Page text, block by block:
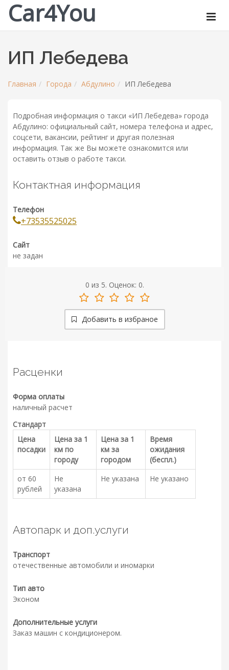
Car4You
ИП Лебедева
Главная Города Абдулино ИП Лебедева
Подробная информация о такси «ИП Лебедева» города
Абдулино: официальный сайт, номера телефона и адрес,
соцсети, вакансии, рейтинг и другая полезная
информация. Так же Вы можете ознакомится или
оставить отзыв о работе такси.
Контактная информация
Телефон
+73535525025
Сайт
не задан
0 из 5. Оценок: 0.
Добавить в избраное
Расценки
Форма оплаты
наличный расчет
Стандарт
Цена
посадки
Цена за 1
км по
городу
Цена за 1
км за
городом
Время
ожидания
(беспл.)
от 60
рублей
Не
указана
Не указана Не указано
Автопарк и доп.услуги
Транспорт
отечественные автомобили и иномарки
Тип авто
Эконом
Дополнительные услуги
Заказ машин с кондиционером.